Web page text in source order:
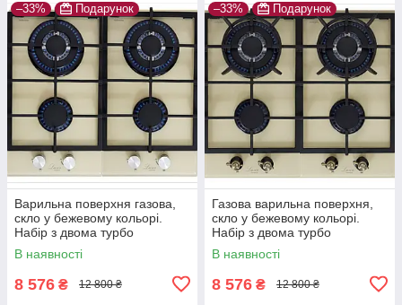
–33% Подарунок
Варильна поверхня газова,
скло у бежевому кольорі.
Набір з двома турбо
пальників вог. Luxor
Німеччина
В наявності
8 576 ₴ 12 800 ₴
–33% Подарунок
Газова варильна поверхня,
скло у бежевому кольорі.
Набір з двома турбо
пальників вог. Luxor
Німеччина
В наявності
8 576 ₴ 12 800 ₴